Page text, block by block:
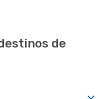
de